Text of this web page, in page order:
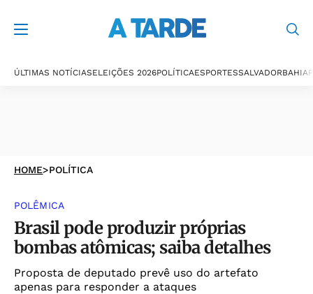
ÚLTIMAS NOTÍCIASELEIÇÕES 2026POLÍTICAESPORTESSALVADORBAHIA
HOME>POLÍTICA
POLÊMICA
Brasil pode produzir próprias
bombas atômicas; saiba detalhes
Proposta de deputado prevê uso do artefato
apenas para responder a ataques